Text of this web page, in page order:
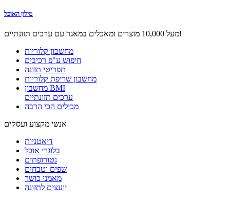
מילון האוכל
מעל 10,000 מוצרים ומאכלים במאגר עם ערכים תזונתיים!
מחשבון קלוריות
חיפוש ע"פ רכיבים
תפריטי תזונה
מחשבון שריפת קלוריות
מחשבון BMI
ערכים תזונתיים
מכילים הכי הרבה
אנשי מקצוע ועסקים
דיאטניות
בלוגרי אוכל
נטורופתים
שפים וטבחים
מאמני כושר
יועצים לתזונה